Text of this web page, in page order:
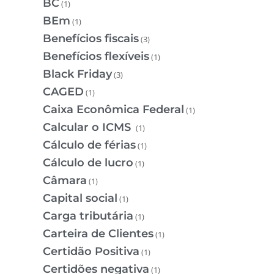
BC(1)
BEm (1)
Benefícios fiscais(3)
Benefícios flexíveis(1)
Black Friday(3)
CAGED (1)
Caixa Econômica Federal (1)
Calcular o ICMS (1)
Cálculo de férias(1)
Cálculo de lucro (1)
Câmara (1)
Capital social (1)
Carga tributária (1)
Carteira de Clientes(1)
Certidão Positiva (1)
Certidões negativa (1)